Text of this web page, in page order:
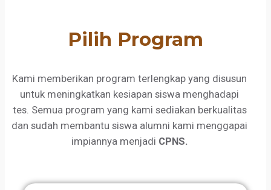
Pilih Program
Kami memberikan program terlengkap yang disusun
untuk meningkatkan kesiapan siswa menghadapi
tes. Semua program yang kami sediakan berkualitas
dan sudah membantu siswa alumni kami menggapai
impiannya menjadi CPNS.